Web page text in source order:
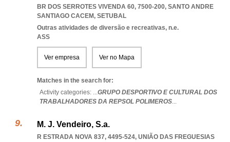
BR DOS SERROTES VIVENDA 60, 7500-200, SANTO ANDRE
SANTIAGO CACEM, SETUBAL
Outras atividades de diversão e recreativas, n.e.
ASS
Ver empresa Ver no Mapa
Matches in the search for:
Activity categories: ...GRUPO DESPORTIVO E CULTURAL DOS
TRABALHADORES DA REPSOL POLIMEROS...
M. J. Vendeiro, S.a.
R ESTRADA NOVA 837, 4495-524, UNIÃO DAS FREGUESIAS